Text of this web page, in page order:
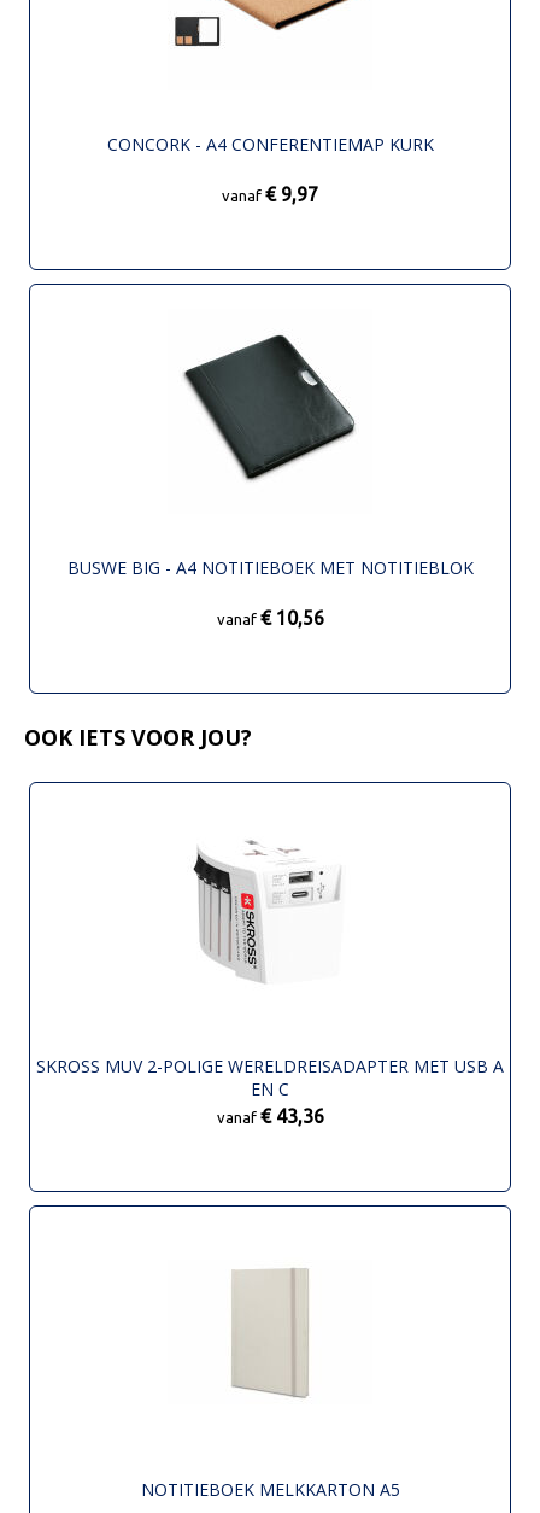
CONCORK - A4 CONFERENTIEMAP KURK
vanaf € 9,97
BUSWE BIG - A4 NOTITIEBOEK MET NOTITIEBLOK
vanaf € 10,56
OOK IETS VOOR JOU?
SKROSS MUV 2-POLIGE WERELDREISADAPTER MET USB A
EN C
vanaf € 43,36
NOTITIEBOEK MELKKARTON A5